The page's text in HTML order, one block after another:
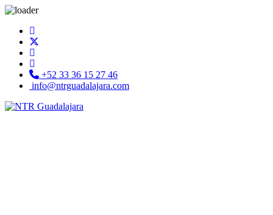
+52 33 36 15 27 46
info@ntrguadalajara.com